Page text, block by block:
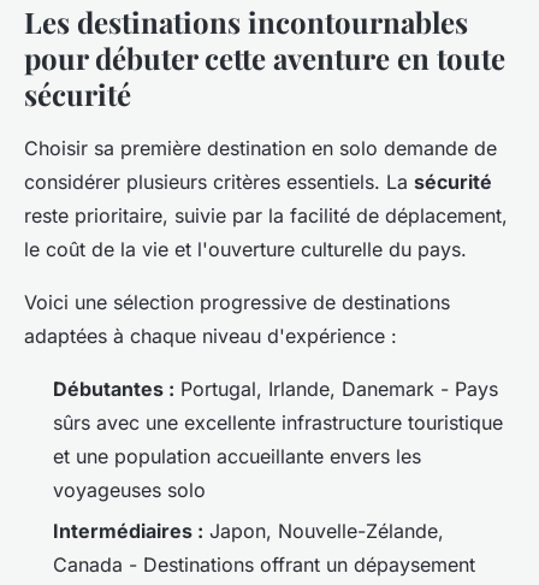
Les destinations incontournables
pour débuter cette aventure en toute
sécurité
Choisir sa première destination en solo demande de
considérer plusieurs critères essentiels. La sécurité
reste prioritaire, suivie par la facilité de déplacement,
le coût de la vie et l'ouverture culturelle du pays.
Voici une sélection progressive de destinations
adaptées à chaque niveau d'expérience :
Débutantes : Portugal, Irlande, Danemark - Pays
sûrs avec une excellente infrastructure touristique
et une population accueillante envers les
voyageuses solo
Intermédiaires : Japon, Nouvelle-Zélande,
Canada - Destinations offrant un dépaysement